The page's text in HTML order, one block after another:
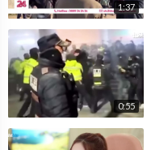
1:37
0:55